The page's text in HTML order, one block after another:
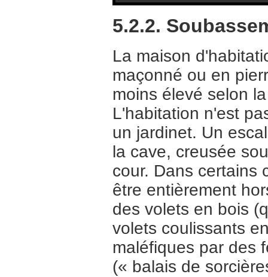
5.2.2.
La maison
maçonné ou en
moins élevé selon
L'habitation n'est
un jardinet. Un
la cave, creusée
cour. Dans certains
être entièrement
des volets en bois
volets coulissants
maléfiques par des
(« balais de